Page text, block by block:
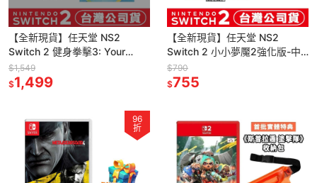
【全新現貨】任天堂 NS2
Switch 2 健身拳擊3: Your
Personal Trainer -中文版
$1,549
$1,499
【全新現貨】任天堂 NS2
Switch 2 小小夢魘2強化版-中
文版(鑰匙卡)[夢遊館]
$790
$755
96
折